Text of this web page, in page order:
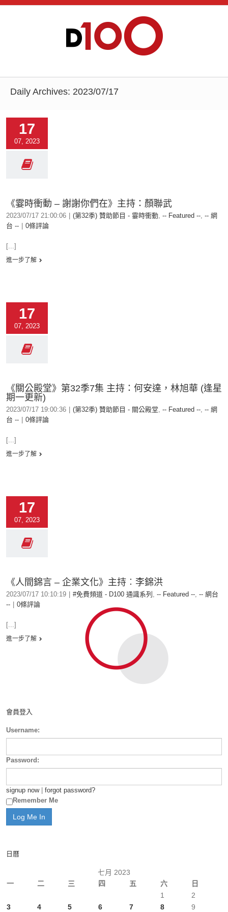
Daily Archives: 2023/07/17
17
07, 2023
《霎時衝動 – 謝謝你們在》主持：顏聯武
2023/07/17 21:00:06 (第32季) 贊助節目 - 霎時衝動, -- Featured --, -- 網
台 --
0條評論
[...]
進一步了解
17
07, 2023
《關公殿堂》第32季7集 主持：何安達，林旭華 (逢星
期一更新)
2023/07/17 19:00:36 (第32季) 贊助節目 - 關公殿堂, -- Featured --, -- 網
台 --
0條評論
[...]
進一步了解
17
07, 2023
《人間錦言 – 企業文化》主持︰李錦洪
2023/07/17 10:10:19 #免費頻道 - D100 通識系列 , -- Featured --, -- 網台
--
0條評論
[...]
進一步了解
會員登入
Username:
Password:
signup now| forgot password?
Remember Me
日曆
七月 2023
一
二 三 四 五 六
日
1
2
3
4 5 6 7 8 9